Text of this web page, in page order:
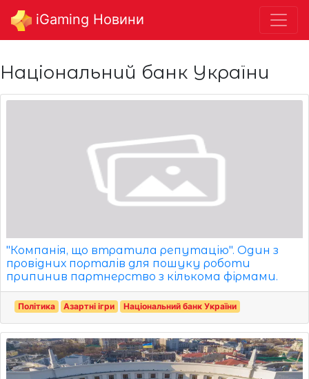
iGaming Новини
Національний банк України
"Компанія, що втратила репутацію". Один з
провідних порталів для пошуку роботи
припинив партнерство з кількома фірмами.
Політика Азартні ігри Національний банк України